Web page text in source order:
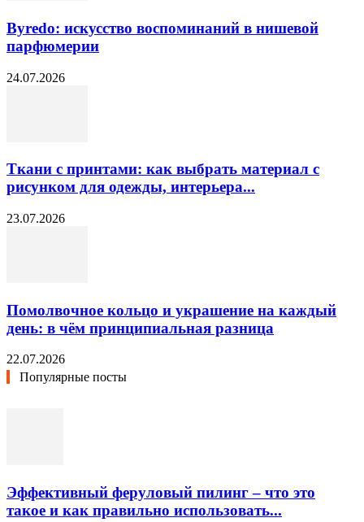
Byredo: искусство воспоминаний в нишевой
парфюмерии
24.07.2026
Ткани с принтами: как выбрать материал с
рисунком для одежды, интерьера...
23.07.2026
Помолвочное кольцо и украшение на каждый
день: в чём принципиальная разница
22.07.2026
Популярные посты
Эффективный феруловый пилинг – что это
такое и как правильно использовать...